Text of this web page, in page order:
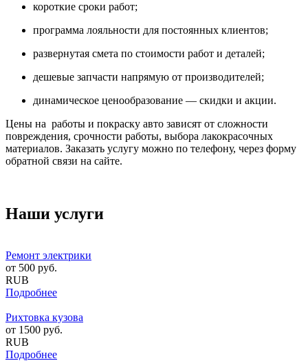
короткие сроки работ;
программа лояльности для постоянных клиентов;
развернутая смета по стоимости работ и деталей;
дешевые запчасти напрямую от производителей;
динамическое ценообразование — скидки и акции.
Цены на работы и покраску авто зависят от сложности
повреждения, срочности работы, выбора лакокрасочных
материалов. Заказать услугу можно по телефону, через форму
обратной связи на сайте.
Наши услуги
Ремонт электрики
от 500 руб.
RUB
Подробнее
Рихтовка кузова
от 1500 руб.
RUB
Подробнее